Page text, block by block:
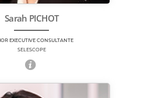
Sarah PICHOT
EXECUTIVE CONSULTANTE
SELESCOPE